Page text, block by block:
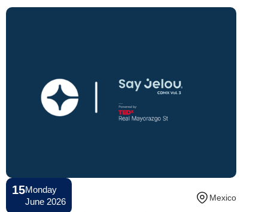
15Monday
June 2026
Conference Mexico